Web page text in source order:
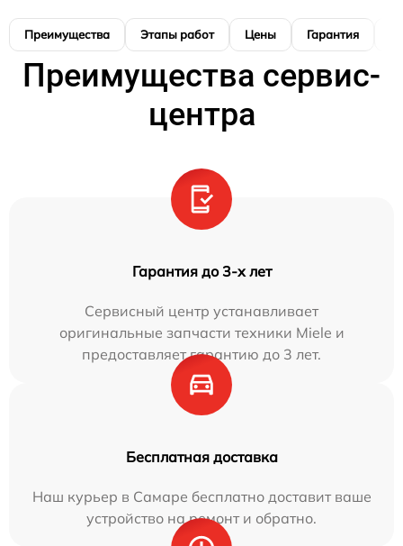
Преимущества Этапы работ Цены Гарантия
Преимущества сервис-
центра
Гарантия до 3-х лет
Сервисный центр устанавливает
оригинальные запчасти техники Miele и
предоставляет гарантию до 3 лет.
Бесплатная доставка
Наш курьер в Самаре бесплатно доставит ваше
устройство на ремонт и обратно.